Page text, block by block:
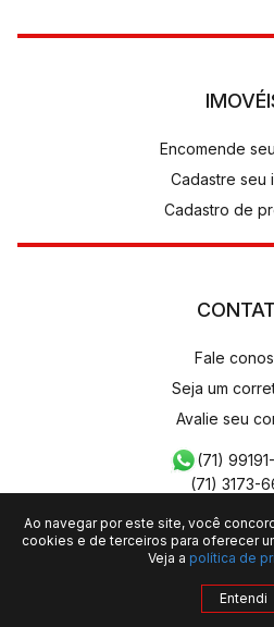
QUERO MAIS
Ao navegar por este site, você
cookies e de terceiros para oferecer
Veja a política de
Entendi
Encomende
Cadastre seu
Cadastro de
Fale
Seja um
Avalie seu
(71)
(71) 3173-
SÍLVIO AGRA IMÓVEIS
2026